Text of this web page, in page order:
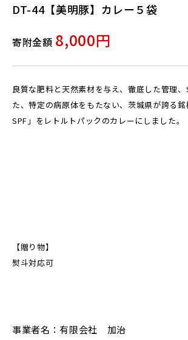
DT-44【美明豚】カレー５袋
寄附金額 8,000円
良質な肥料と天然素材を与え、徹底した管理
た、特定の病原体をもたない、茨城県が誇る
SPF」をレトルトパックのカレーにしました。
【贈り物】
熨斗対応可
事業者名：有限会社 加治